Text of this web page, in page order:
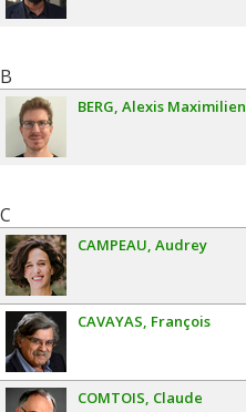
B
BERG Alexis Maximilien
C
CAMPEAU Audrey
CAVAYAS François
COMTOIS Claude